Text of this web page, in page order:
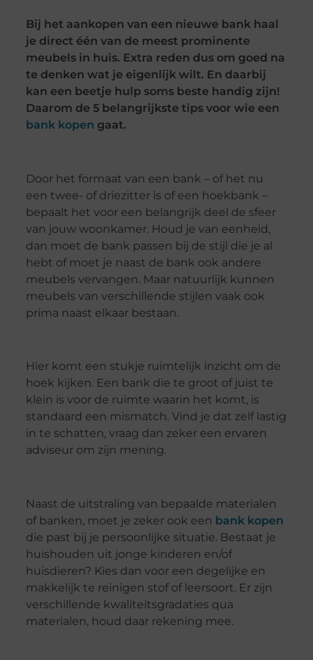
Bij het aankopen van een nieuwe bank haal
je direct één van de meest prominente
meubels in huis. Extra reden dus om goed na
te denken wat je eigenlijk wilt. En daarbij
kan een beetje hulp soms beste handig zijn!
Daarom de 5 belangrijkste tips voor wie een
bank kopen gaat.
Door het formaat van een bank – of het nu
een twee- of driezitter is of een hoekbank –
bepaalt het voor een belangrijk deel de sfeer
van jouw woonkamer. Houd je van eenheid,
dan moet de bank passen bij de stijl die je al
hebt of moet je naast de bank ook andere
meubels vervangen. Maar natuurlijk kunnen
meubels van verschillende stijlen vaak ook
prima naast elkaar bestaan.
Hier komt een stukje ruimtelijk inzicht om de
hoek kijken. Een bank die te groot of juist te
klein is voor de ruimte waarin het komt, is
standaard een mismatch. Vind je dat zelf lastig
in te schatten, vraag dan zeker een ervaren
adviseur om zijn mening.
Naast de uitstraling van bepaalde materialen
of banken, moet je zeker ook een bank kopen
die past bij je persoonlijke situatie. Bestaat je
huishouden uit jonge kinderen en/of
huisdieren? Kies dan voor een degelijke en
makkelijk te reinigen stof of leersoort. Er zijn
verschillende kwaliteitsgradaties qua
materialen, houd daar rekening mee.